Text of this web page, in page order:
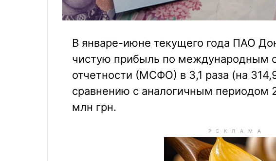
В январе-июне текущего года ПАО
чистую прибыль по международным
отчетности (МСФО) в 3,1 раза (на
сравнению с аналогичным периодом
млн грн.